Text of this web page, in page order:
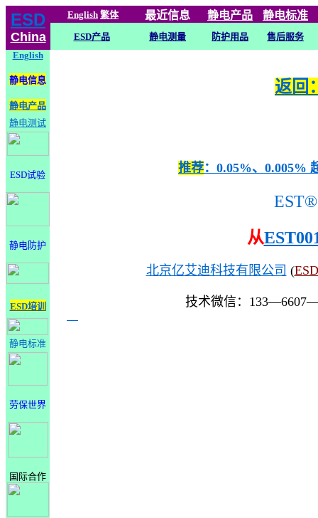
ESD
China
English 繁体 最近信息 静电产品 静电标准
ESD产品 静电测量 防护用品
售后服务
English
静电信息
静电产品
静电测试
ESD试验
静电防护
ESD培训
静电标准
劳保世界
国际合作
返回
推荐：0.05%、0.005%
EST®
从
北京亿艾迪科技有限公司 (
技术微信：